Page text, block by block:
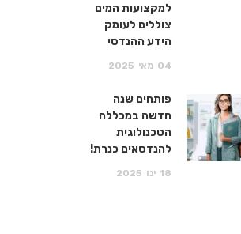
למקצועות המים
צוללים לעומק
הידע ההנדסי
04 מאי 2025
פותחים שנה
חדשה במכללה
הטכנולוגית
להנדסאים כנרת!
18 ינו 2025